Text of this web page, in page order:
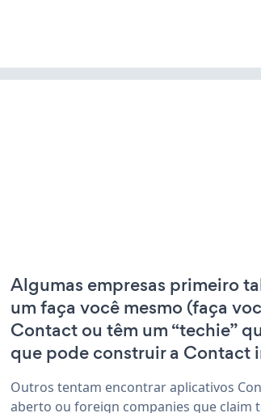
Algumas empresas primeiro
um faça você mesmo (faça
Contact ou têm um “techie”
que pode construir a Contact
Outros tentam encontrar aplicativos
aberto ou foreign companies que claim